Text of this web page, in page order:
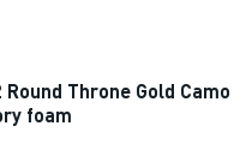
Round Throne Gold Camo
foam